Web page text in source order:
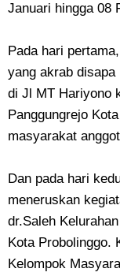
Januari hingga 08
Pada hari
yang akrab
di Jl MT Hariyono
Panggungrejo
masyarakat
Dan pada hari
meneruskan
dr.Saleh
Kota Probolinggo.
Kelompok